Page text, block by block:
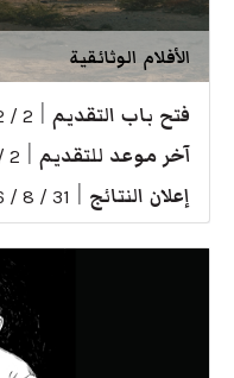
الأفلام الوثائقية
فتح باب التقديم 2 / 2 / 2026
آخر موعد للتقديم 2 / 4 / 2026
إعلان النتائج 31 / 8 / 2026